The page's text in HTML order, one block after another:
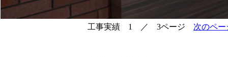
工事実績 1 ／ 3ページ 次のペー